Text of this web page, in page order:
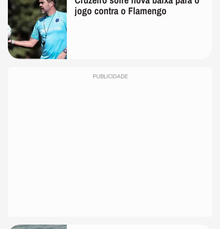
jogo contra o Flamengo
PUBLICIDADE